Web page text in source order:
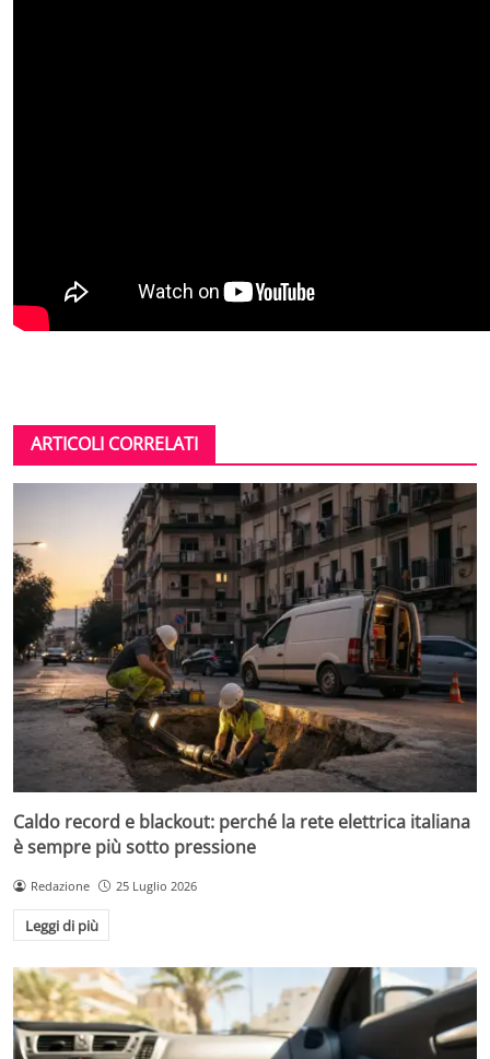
ARTICOLI CORRELATI
Caldo record e blackout: perché la rete elettrica italiana
è sempre più sotto pressione
Redazione 25 Luglio 2026
Leggi di più